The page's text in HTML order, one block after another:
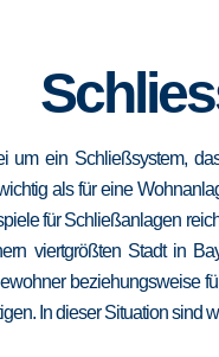
ein Schließsystem,
als für eine
für Schließanlagen
viertgrößten Stadt in
beziehungsweise
In dieser Situation sind